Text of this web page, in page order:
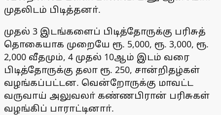
முதலிடம் பிடித்தனா்.
முதல் 3 இடங்களைப் பிடித்தோருக்கு பரிசுத்
தொகையாக முறையே ரூ. 5,000, ரூ. 3,000, ரூ.
2,000 வீதமும், 4 முதல் 10ஆம் இடம் வரை
பிடித்தோருக்கு தலா ரூ. 250, சான்றிதழ்கள்
வழங்கப்பட்டன. வென்றோருக்கு மாவட்ட
வருவாய் அலுவலா் கண்ணபிரான் பரிசுகள்
வழங்கிப் பாராட்டினாா்.